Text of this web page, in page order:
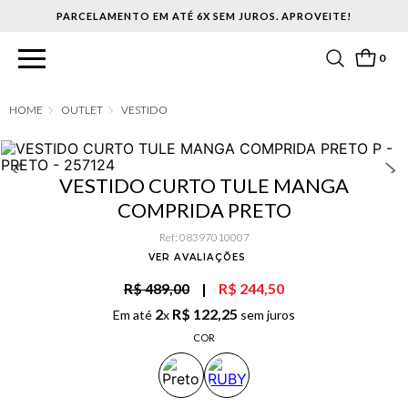
PARCELAMENTO EM ATÉ 6X SEM JUROS. APROVEITE!
0
OUTLET VESTIDO
VESTIDO CURTO TULE MANGA
COMPRIDA PRETO
Ref: 08397010007
VER AVALIAÇÕES
R$ 489,00 | R$ 244,50
Em até 2x R$ 122,25 sem juros
COR